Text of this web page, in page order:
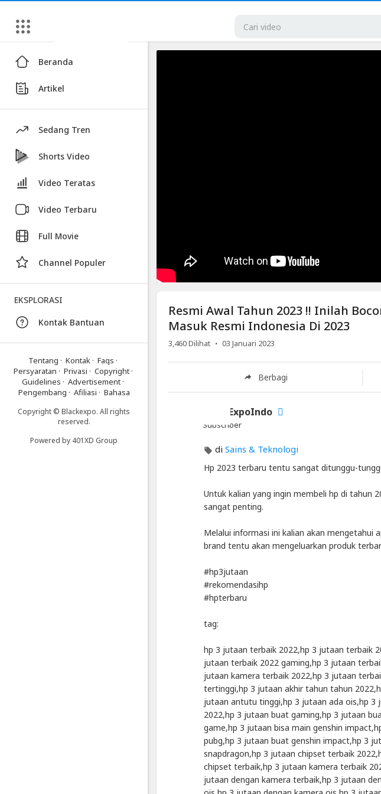
Artikel
Resmi
Awal
Tahun
2023
Inilah
Bocoran
Hp
Jutaan
Terbaru
Masuk
Indonesia
2023
Resmi
Awal
Tahun
2023
Inilah
Resmi Awal Tahun 2023 !! Inilah
Masuk Resmi Indonesia Di 2023
3,460Dilihat · 03 Januari 2023
Berbagi
BlackExpoIndo
Subscriber
di Sains & Teknologi
Hp 2023 terbaru tentu sangat ditunggu-
Untuk kalian yang ingin membeli hp di tahun
sangat penting.
Melalui informasi ini kalian akan mengetahui
brand tentu akan mengeluarkan produk
#hp3jutaan
#rekomendasihp
#hpterbaru
tag:
hp 3 jutaan terbaik 2022,hp 3 jutaan terbaik
jutaan terbaik 2022 gaming,hp 3 jutaan
jutaan kamera terbaik 2022,hp 3 jutaan
tertinggi,hp 3 jutaan akhir tahun tahun
jutaan antutu tinggi,hp 3 jutaan ada ois,hp 3
2022,hp 3 jutaan buat gaming,hp 3 jutaan
game,hp 3 jutaan bisa main genshin
pubg,hp 3 jutaan buat genshin impact,hp 3
snapdragon,hp 3 jutaan chipset terbaik
chipset terbaik,hp 3 jutaan kamera terbaik
jutaan dengan kamera terbaik,hp 3 jutaan
Beranda
Artikel
Sedang Tren
Shorts Video
Video Teratas
Video Terbaru
Full Movie
Channel Populer
EKSPLORASI
Kontak Bantuan
Tentang · Kontak · Faqs ·
Persyaratan · Privasi · Copyright·
Guidelines · Advertisement ·
Pengembang · Afiliasi · Bahasa
Copyright © Blackexpo. All rights
reserved.
Powered by 401XD Group